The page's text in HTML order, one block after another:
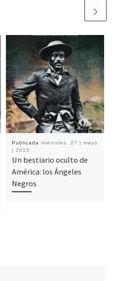
Publicada miércoles, 27 | mayo
| 2015
Un bestiario oculto de
América: los Ángeles
Negros